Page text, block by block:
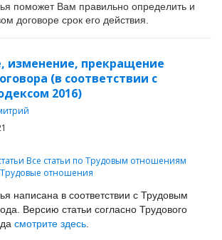
поможет Вам правильно определить и
договоре срок его действия.
изменение, прекращение
(в соответствии с
2016)
Все статьи по Трудовым отношениям
Трудовые отношения
написана в соответствии с Трудовым
Версию статьи согласно Трудового
смотрите здесь